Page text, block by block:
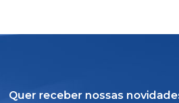
Quer receber nossas